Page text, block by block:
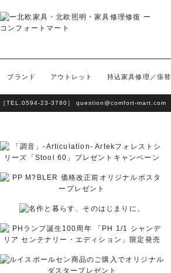
ブランド アウトレット 持込家具修理／張替
［TEL. 0594-23-3780］ question@comfort-mart.com